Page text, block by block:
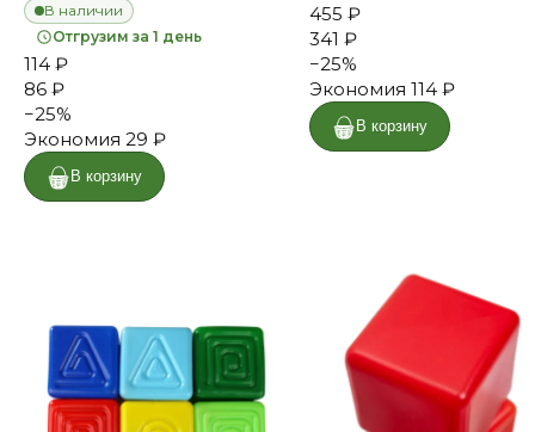
В наличии
Отгрузим за 1 день
114 ₽
86 ₽
−25%
Экономия 29 ₽
В корзину
455 ₽
341 ₽
−25%
Экономия 114 ₽
В корзину